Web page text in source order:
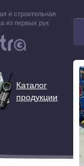
и строительная
из первых рук
Каталог
продукции